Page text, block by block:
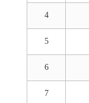
4
5
6
7